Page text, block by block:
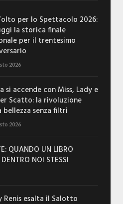
per lo Spettacolo 2026:
la storica finale
per il trentesimo
2026
si accende con Miss, Lady e
Scatto: la rivoluzione
bellezza senza filtri
2026
QUANDO UN LIBRO
NOI STESSI
Renis esalta il Salotto